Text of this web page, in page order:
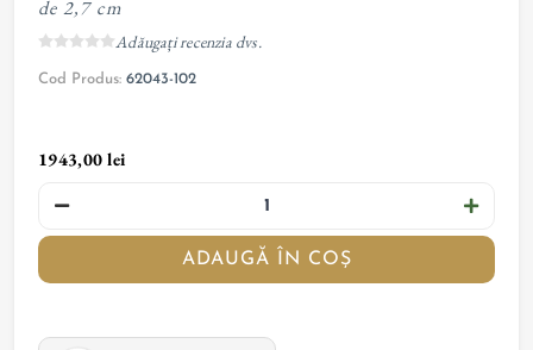
de 2,7 cm
Adăugați recenzia dvs.
Cod Produs: 62043-102
1943,00 lei
ADAUGĂ ÎN COȘ